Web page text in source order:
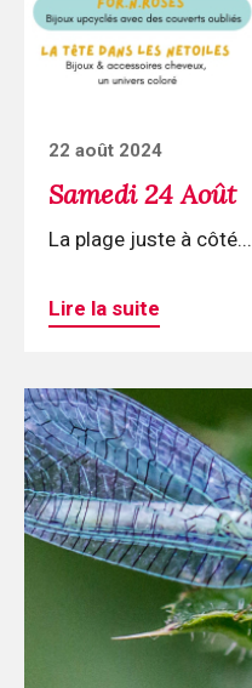
Posted
on
22 août 2024
Samedi 24 Août
La plage juste à côté...
Lire la suite
Continuer
la
lecture
Un
gros